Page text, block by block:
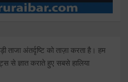
ताजा अंतर्दृष्टि को ताज़ा करता है। हम
से ज्ञात कराते हुए सबसे हालिया